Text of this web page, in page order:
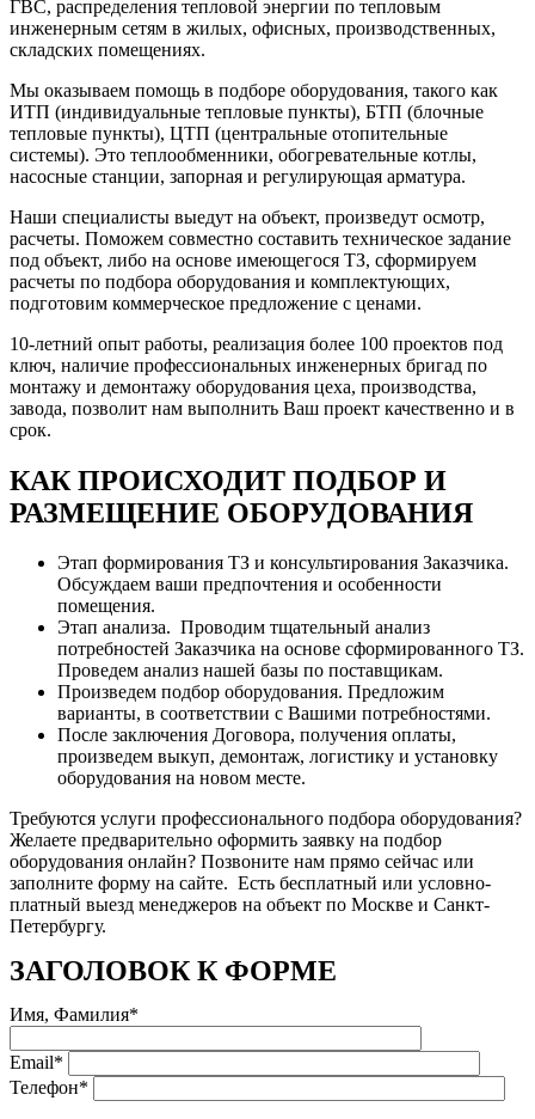
ГВС, распределения тепловой энергии по тепловым
инженерным сетям в жилых, офисных, производственных,
складских помещениях.
Мы оказываем помощь в подборе оборудования, такого как
ИТП (индивидуальные тепловые пункты), БТП (блочные
тепловые пункты), ЦТП (центральные отопительные
системы). Это теплообменники, обогревательные котлы,
насосные станции, запорная и регулирующая арматура.
Наши специалисты выедут на объект, произведут осмотр,
расчеты. Поможем совместно составить техническое задание
под объект, либо на основе имеющегося ТЗ, сформируем
расчеты по подбора оборудования и комплектующих,
подготовим коммерческое предложение с ценами.
10-летний опыт работы, реализация более 100 проектов под
ключ, наличие профессиональных инженерных бригад по
монтажу и демонтажу оборудования цеха, производства,
завода, позволит нам выполнить Ваш проект качественно и в
срок.
КАК ПРОИСХОДИТ ПОДБОР И
РАЗМЕЩЕНИЕ ОБОРУДОВАНИЯ
Этап формирования ТЗ и консультирования Заказчика.
Обсуждаем ваши предпочтения и особенности
помещения.
Этап анализа. Проводим тщательный анализ
потребностей Заказчика на основе сформированного ТЗ.
Проведем анализ нашей базы по поставщикам.
Произведем подбор оборудования. Предложим
варианты, в соответствии с Вашими потребностями.
После заключения Договора, получения оплаты,
произведем выкуп, демонтаж, логистику и установку
оборудования на новом месте.
Требуются услуги профессионального подбора оборудования?
Желаете предварительно оформить заявку на подбор
оборудования онлайн? Позвоните нам прямо сейчас или
заполните форму на сайте. Есть бесплатный или условно-
платный выезд менеджеров на объект по Москве и Санкт-
Петербургу.
ЗАГОЛОВОК К ФОРМЕ
Имя, Фамилия*
Email*
Телефон*